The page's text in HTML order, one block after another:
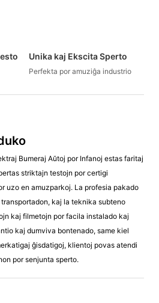
Unika kaj Ekscita Sperto
Perfekta por amuziĝa industrio
Bumeraj Aŭtoj por Infanoj estas faritaj
striktajn testojn por certigi
uzo en amuzparkoj. La profesia pakado
kaj la teknika subteno
kaj filmetojn por facila instalado kaj
kaj dumviva bontenado, same kiel
ĝisdatigoj, klientoj povas atendi
por senjunta sperto.